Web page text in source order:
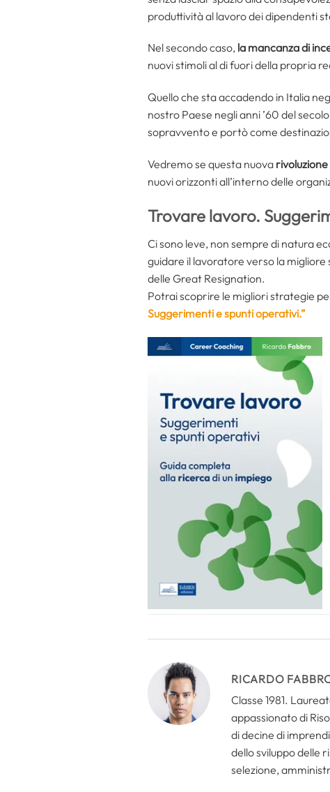
produttività al lavoro dei dipendenti
Nel secondo caso, la mancanza di
nuovi stimoli al di fuori della propria
Quello che sta accadendo in Italia
nostro Paese negli anni ’60 del
sopravvento e portò come
Vedremo se questa nuova
nuovi orizzonti all’interno delle
Trovare lavoro.
Ci sono leve, non sempre di natura
guidare il lavoratore verso la
delle Great Resignation.
Potrai scoprire le migliori strategie
Suggerimenti e spunti operativi.”
RICARDO
Classe 1981.
appassionato di
di decine di
dello sviluppo delle
selezione,